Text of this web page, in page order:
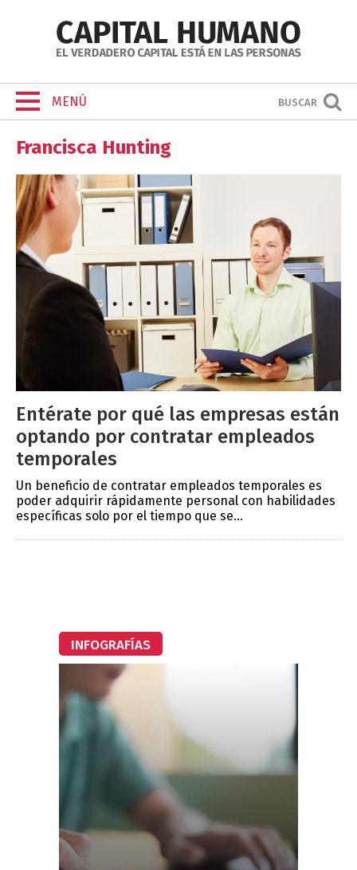
MENÚ BUSCAR
Francisca Hunting
Entérate por qué las empresas están
optando por contratar empleados
temporales
Un beneficio de contratar empleados temporales es
poder adquirir rápidamente personal con habilidades
específicas solo por el tiempo que se...
INFOGRAFÍAS